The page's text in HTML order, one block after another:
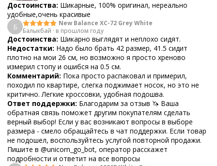
Достоинства: Шикарные, 100% оригинал, нереально
удобные,очень красивые
Б
New Balance XC-72 Grey White
Балыкбай · в прошлом году
Достоинства: Шикарно выглядят и неплохо сидят.
Недостатки: Надо было брать 42 размер, 41.5 сидит
плотно на мои 26 см, но возможно я просто хреново
измерил стопу и ошибся на 0.5 см.
Комментарий: Пока просто распаковал и примерил,
походил по квартире, слегка поджимает носок, но это не
критично. Легкие кроссовки, удобная подошва.
Ответ поддержки: Благодарим за отзыв 🦄 Ваша
обратная связь поможет другим покупателям сделать
верный выбор! Если у вас возникают вопросы в выборе
размера - смело обращайтесь в чат поддержки. Если товар
не подошел, воспользуйтесь услугой повторной продажи.
Пишите в @unicorn_go_bot, оператор расскажет
подробности и ответит на все вопросы